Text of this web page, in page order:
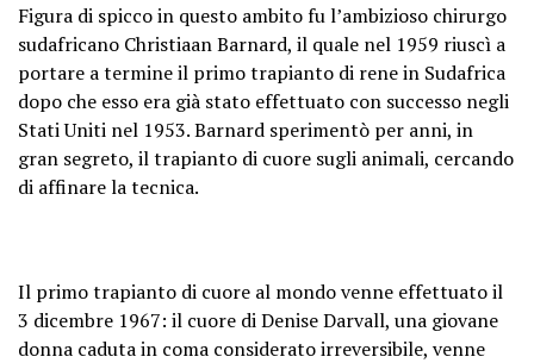
Figura di spicco in questo ambito fu l’ambizioso chirurgo
sudafricano Christiaan Barnard, il quale nel 1959 riuscì a
portare a termine il primo trapianto di rene in Sudafrica
dopo che esso era già stato effettuato con successo negli
Stati Uniti nel 1953. Barnard sperimentò per anni, in
gran segreto, il trapianto di cuore sugli animali, cercando
di affinare la tecnica.
Il primo trapianto di cuore al mondo venne effettuato il
3 dicembre 1967: il cuore di Denise Darvall, una giovane
donna caduta in coma considerato irreversibile, venne